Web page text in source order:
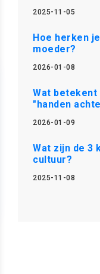
2025-11-05
Hoe herken
moeder?
2026-01-08
Wat betekent
"handen
2026-01-09
Wat zijn de 3
cultuur?
2025-11-08